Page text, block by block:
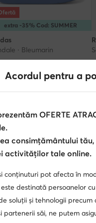
extra -35% Cod: SUMMER
· Bleumarin
inițial205,90 Lei -20%
mai mic preț 174,90 Lei -6%
Sandale pentru fete Mayoral
Acordul pentru a
OFERTE
consimțământului
activităților tale online.
conținuturi pot afecta în
destinată persoanelor
soluții și tehnologii
partenerii săi, ne putem